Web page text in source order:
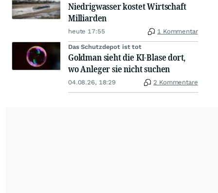
Niedrigwasser kostet Wirtschaft
Milliarden
heute 17:55 1 Kommentar
Das Schutzdepot ist tot
Goldman sieht die KI-Blase dort,
wo Anleger sie nicht suchen
04.08.26, 18:29 2 Kommentare